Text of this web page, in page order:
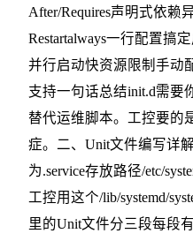
After/Requires声明式依赖
Restartalways一行配置搞
并行启动快资源限制手动
支持一句话总结init.d需要
替代运维脚本。工控要的
症。二、Unit文件编写详
为.service存放路径/etc/
工控用这个/lib/systemd/
里的Unit文件分三段每段